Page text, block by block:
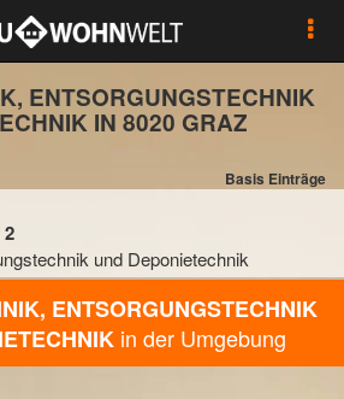
ENTSORGUNGSTECHNIK
IN 8020 GRAZ
Basis Einträge
und Deponietechnik
ENTSORGUNGSTECHNIK
in der Umgebung